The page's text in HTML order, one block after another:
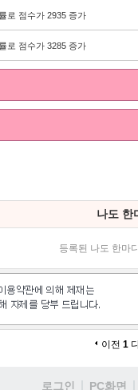
로 점수가 2935 증가
로 점수가 3285 증가
나도 한
등록된 나도 한마
이전 1
로그인 PC화면